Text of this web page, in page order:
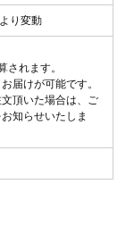
り変動
れます。
届けが可能です。
頂いた場合は、ご
知らせいたしま